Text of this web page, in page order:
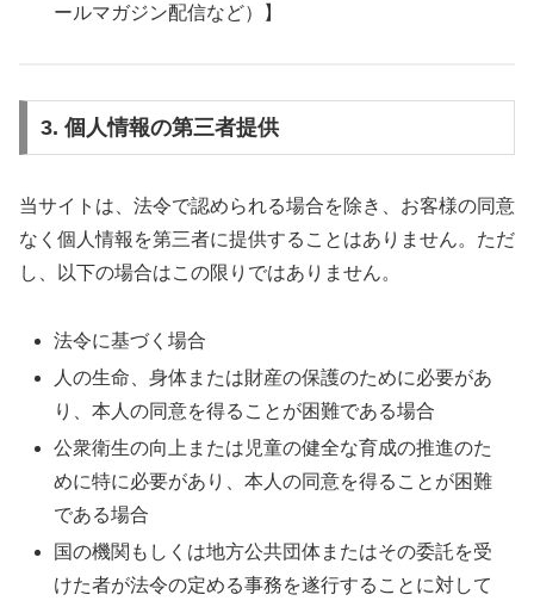
ールマガジン配信など）】
3. 個人情報の第三者提供
当サイトは、法令で認められる場合を除き、お客様の同意
なく個人情報を第三者に提供することはありません。ただ
し、以下の場合はこの限りではありません。
法令に基づく場合
人の生命、身体または財産の保護のために必要があ
り、本人の同意を得ることが困難である場合
公衆衛生の向上または児童の健全な育成の推進のた
めに特に必要があり、本人の同意を得ることが困難
である場合
国の機関もしくは地方公共団体またはその委託を受
けた者が法令の定める事務を遂行することに対して